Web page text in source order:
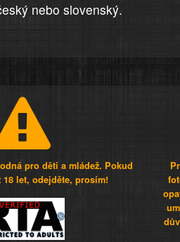
nebo slovenský.
pro děti a mládež. Pokud
18 let, odejděte, prosím!